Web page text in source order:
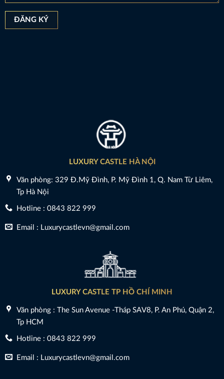
LUXURY CASTLE HÀ NỘI
Văn phòng: 329 Đ.Mỹ Đình, P. Mỹ Đình 1, Q. Nam Từ Liêm,
Tp Hà Nội
Hotline : 0843 822 999
Email : Luxurycastlevn@gmail.com
LUXURY CASTLE TP HỒ CHÍ MINH
Văn phòng : The Sun Avenue -Tháp SAV8, P. An Phú, Quận 2,
Tp HCM
Hotline : 0843 822 999
Email : Luxurycastlevn@gmail.com